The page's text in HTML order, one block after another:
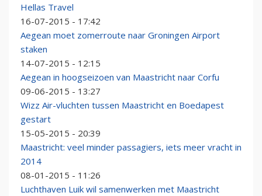
Hellas Travel
16-07-2015 - 17:42
Aegean moet zomerroute naar Groningen Airport
staken
14-07-2015 - 12:15
Aegean in hoogseizoen van Maastricht naar Corfu
09-06-2015 - 13:27
Wizz Air-vluchten tussen Maastricht en Boedapest
gestart
15-05-2015 - 20:39
Maastricht: veel minder passagiers, iets meer vracht in
2014
08-01-2015 - 11:26
Luchthaven Luik wil samenwerken met Maastricht